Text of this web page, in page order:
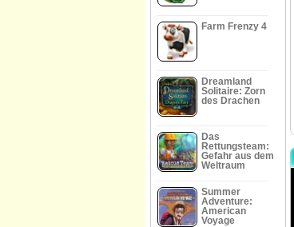
Farm Frenzy 4
Dreamland
Solitaire: Zorn
des Drachen
Das
Rettungsteam:
Gefahr aus dem
Weltraum
Summer
Adventure:
American
Voyage